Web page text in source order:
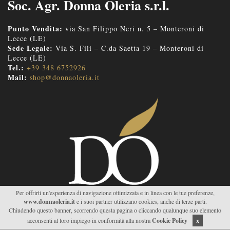
Soc. Agr. Donna Oleria s.r.l.
Punto Vendita: via San Filippo Neri n. 5 – Monteroni di
Lecce (LE)
Sede Legale: Via S. Fili – C.da Saetta 19 – Monteroni di
Lecce (LE)
Tel.: +39 348 6752926
Mail: shop@donnaoleria.it
Per offrirti un'esperienza di navigazione ottimizzata e in linea con le tue preferenze,
www.donnaoleria.ite i suoi partner utilizzano cookies, anche di terze parti.
Chiudendo questo banner, scorrendo questa pagina o cliccando qualunque suo elemento
acconsenti al loro impiego in conformità alla nostraCookie Policy